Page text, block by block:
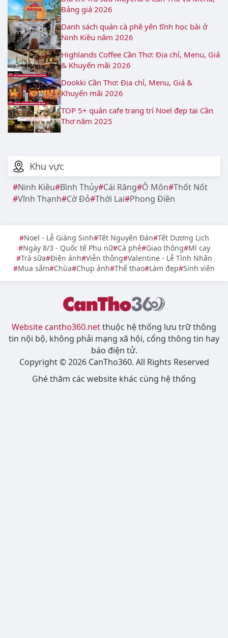
Khu vực
Ninh Kiều Bình Thủy Cái Răng Ô Môn Thốt Nốt
Vĩnh Thạnh Cờ Đỏ Thới Lai Phong Điền
Bảng giá 2026
Danh sách quán cà phê yên tĩnh học bài ở
Ninh Kiều năm 2026
Highlands Coffee Cần Thơ: Địa chỉ, Menu, Giá
& Khuyến mãi 2026
Dookki Cần Thơ: Địa chỉ, Menu, Giá &
Khuyến mãi 2026
TOP 5+ quán cafe trang trí Noel đẹp tại Cần
Thơ năm 2025
Noel - Lễ Giáng Sinh Tết Nguyên Đán Tết Dương Lịch
Ngày 8/3 - Quốc tế Phụ nữ Cà phê Giao thông Mì cay
Trà sữa Điện ảnh Viễn thông Valentine - Lễ Tình Nhân
Mua sắm Chùa Chụp ảnh Thể thao Làm đẹp Sinh viên
Website cantho360.netthuộc hệ thống lưu trữ thông
tin nội bộ, không phải mạng xã hội, cổng thông tin hay
báo điện tử.
Copyright © 2026 CanTho360. All Rights Reserved
Ghé thăm các website khác cùng hệ thống